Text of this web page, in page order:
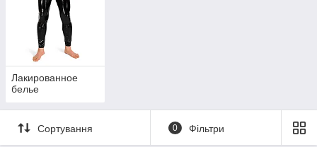
Лакированное
белье
Сортування 0 Фільтри